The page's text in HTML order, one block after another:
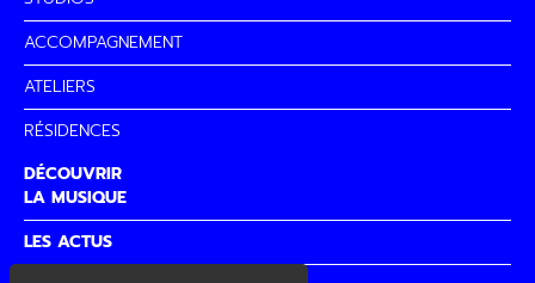
ACCOMPAGNEMENT
ATELIERS
RÉSIDENCES
DÉCOUVRIR
LA MUSIQUE
LES ACTUS